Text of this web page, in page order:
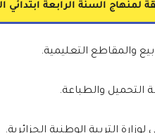
لمنهاج السنة الرابعة ابتدائي
والمقاطع التعليمية.